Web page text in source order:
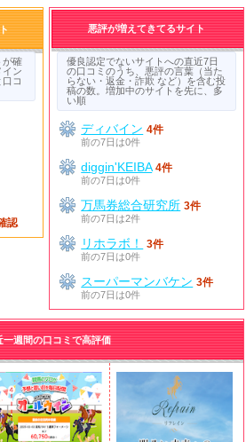
悪評が増えてきてるサイト
優良認定でないサイトへの直近7日
の口コミのうち、悪評の言葉（当た
らない・返金・詐欺 など）を含む投
稿の数。増加中のサイトを先に、多
い順
ディバイン 4件
前の7日は0件
diggin'KEIBA 4件
前の7日は0件
万馬券総合研究所 3件
前の7日は2件
リホラボ！
3件
前の7日は0件
スーパーマンバケン 3件
前の7日は0件
が確
イン
コ
認
一週間の口コミで高評価